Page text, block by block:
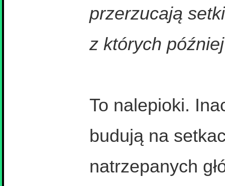
przerzucają
z których
To nalepioki.
budują na
natrzepanych